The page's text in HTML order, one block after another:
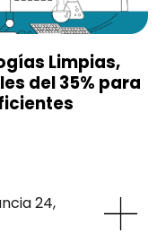
Limpias,
del 35% para
24,